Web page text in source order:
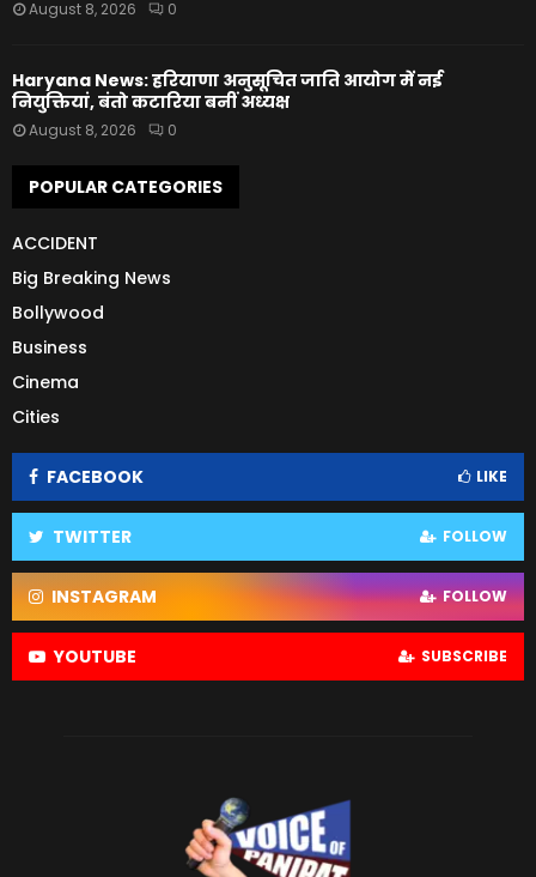
August 8, 2026 0
Haryana News: हरियाणा अनुसूचित जाति आयोग में नई
नियुक्तियां, बंतो कटारिया बनीं अध्यक्ष
August 8, 2026 0
POPULAR CATEGORIES
ACCIDENT
Big Breaking News
Bollywood
Business
Cinema
Cities
FACEBOOK LIKE
TWITTER FOLLOW
INSTAGRAM FOLLOW
YOUTUBE SUBSCRIBE